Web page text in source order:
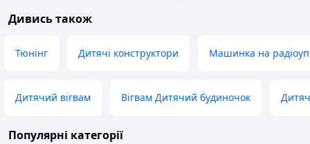
Дивись також
Тюнінг Дитячі конструктори Машинка на
Дитячий вігвам Вігвам Дитячий будиночок
Популярні категорії